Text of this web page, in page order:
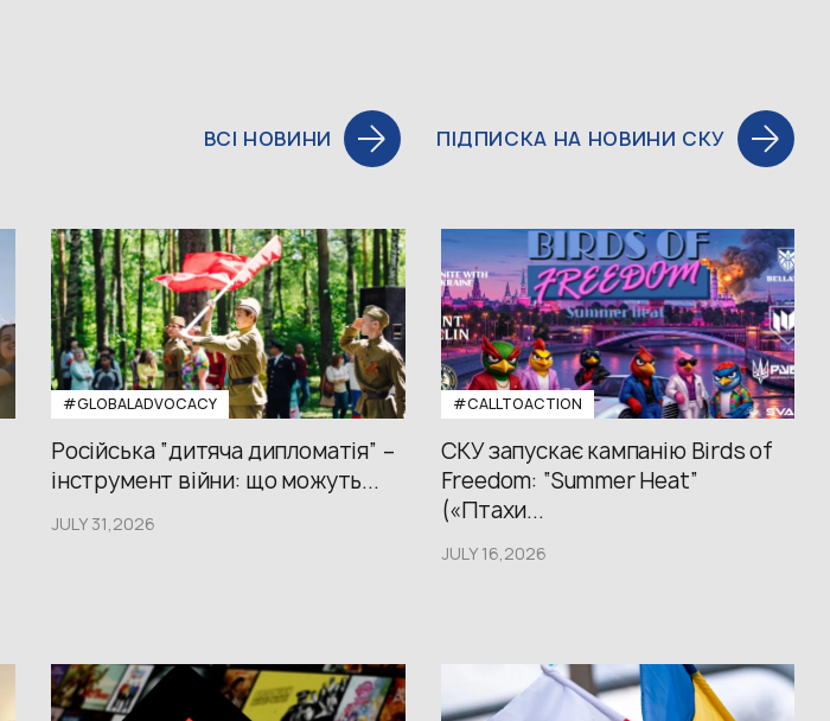
ВСІ НОВИНИ ПІДПИСКА НА НОВИНИ СКУ
#GLOBALADVOCACY
Російська “дитяча дипломатія” –
інструмент війни: що можуть...
JULY 31,2026
#CALLTOACTION
СКУ запускає кампанію Birds of
Freedom: “Summer Heat”
(«Птахи...
JULY 16,2026